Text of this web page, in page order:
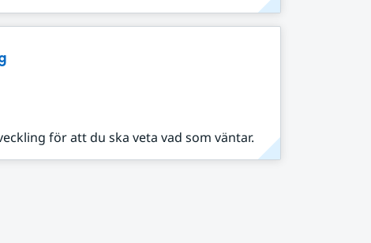
för att du ska veta vad som väntar.